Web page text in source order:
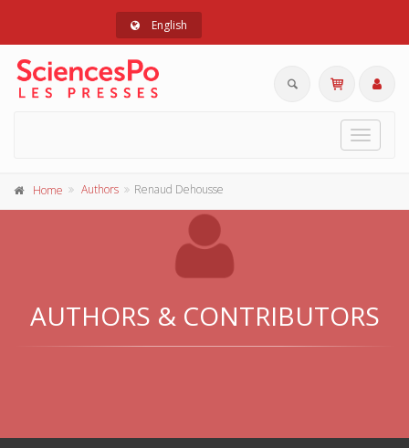
English
Toggle
Home Authors Renaud Dehousse
AUTHORS & CONTRIBUTORS